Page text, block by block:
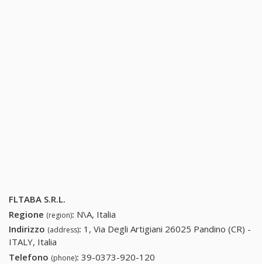
FLTABA S.R.L.
Regione (region): N\A, Italia
Indirizzo (address): 1, Via Degli Artigiani 26025 Pandino (CR) -
ITALY, Italia
Telefono (phone): 39-0373-920-120